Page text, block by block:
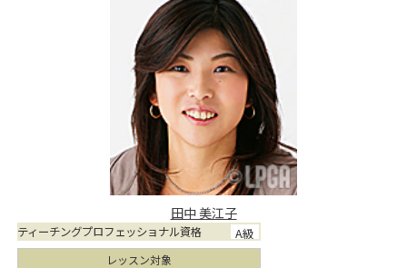
田中 美江子
ティーチングプロフェッショナル資格 A級
レッスン対象